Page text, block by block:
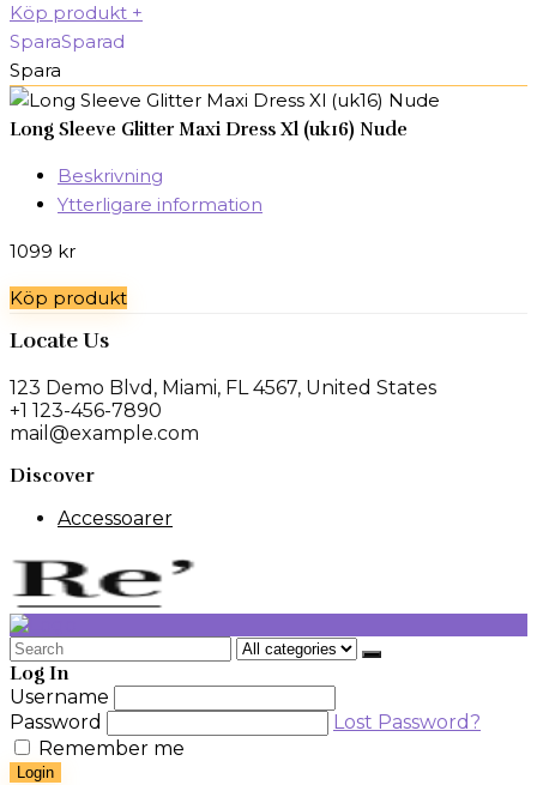
Köp produkt +
SparaSparad
Spara
Long Sleeve Glitter Maxi Dress Xl (uk16) Nude
Beskrivning
Ytterligare information
1099 kr
Köp produkt
Locate Us
123 Demo Blvd, Miami, FL 4567, United States
+1 123-456-7890
mail@example.com
Discover
Accessoarer
Search
for:
Log In
Username
Password
Lost Password?
Remember me
Login